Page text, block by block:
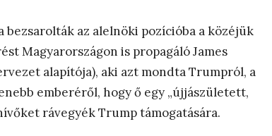
az alelnöki pozícióba a közéjük
Magyarországon is propagáló James
alapítója), aki azt mondta Trumpról, a
emberéről, hogy ő egy „újjászületett,
rávegyék Trump támogatására.